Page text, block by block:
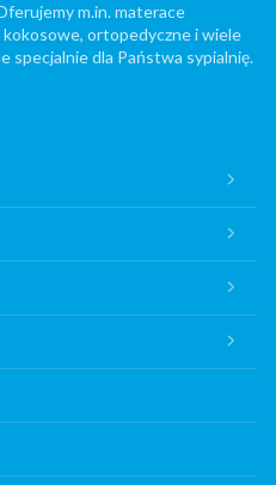
m.in. materace
ortopedyczne i wiele
specjalnie dla Państwa sypialnię.